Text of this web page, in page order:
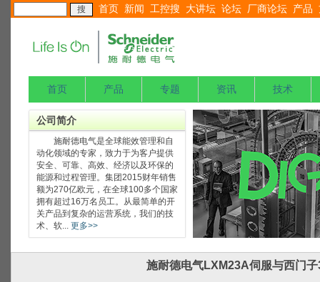
首页 新闻 工控搜 大讲坛 论坛 厂商论坛 产品
首页 产品 专题 资讯 技术
公司简介
施耐德电气是全球能效管理和自
动化领域的专家，致力于为客户提供
安全、可靠、高效、经济以及环保的
能源和过程管理。集团2015财年销售
额为270亿欧元，在全球100多个国家
拥有超过16万名员工。从最简单的开
关产品到复杂的运营系统，我们的技
术、软... 更多>>
施耐德电气LXM23A伺服与西门